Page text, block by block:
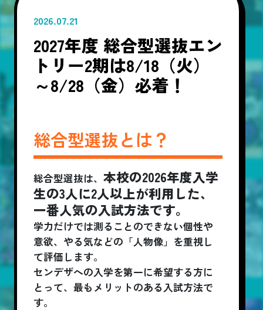
2026.07.21
2027年度 総合型選抜エン
トリー2期は8/18（火）
～8/28（金）必着！
総合型選抜とは？
総合型選抜は、 本校の2026年度入学
生の3人に2人以上が利用した、
一番人気の入試方法です。
学力だけでは測ることのできない個性や
意欲、やる気などの「人物像」を重視し
て評価します。
センデザへの入学を第一に希望する方に
とって、最もメリットのある入試方法で
す。